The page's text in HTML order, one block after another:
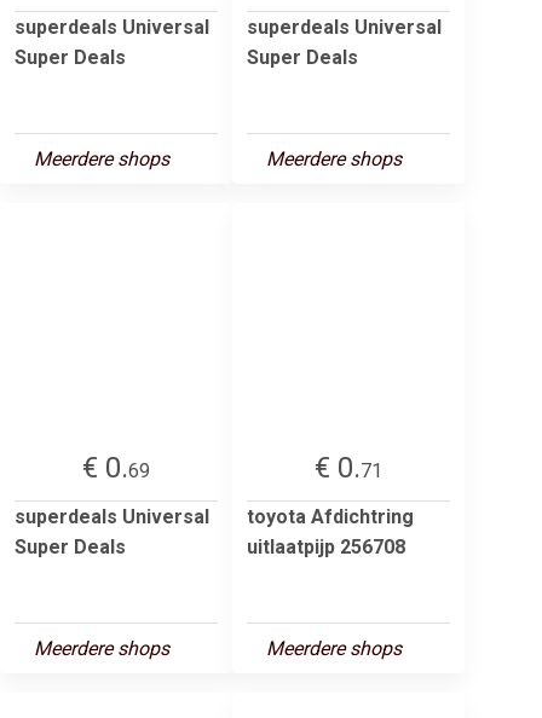
superdeals Universal
Super Deals
Meerdere shops
superdeals Universal
Super Deals
Meerdere shops
€ 0.69
superdeals Universal
Super Deals
Meerdere shops
€ 0.71
toyota Afdichtring
uitlaatpijp 256708
Meerdere shops